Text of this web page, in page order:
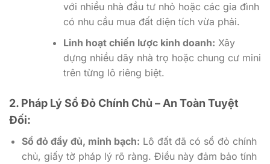
với nhiều nhà đầu tư nhỏ hoặc các gia đình
có nhu cầu mua đất diện tích vừa phải.
Linh hoạt chiến lược kinh doanh: Xây
dựng nhiều dãy nhà trọ hoặc chung cư mini
trên từng lô riêng biệt.
2. Pháp Lý Sổ Đỏ Chính Chủ – An Toàn Tuyệt
Đối:
Sổ đỏ đầy đủ, minh bạch: Lô đất đã có sổ đỏ chính
chủ, giấy tờ pháp lý rõ ràng. Điều này đảm bảo tính